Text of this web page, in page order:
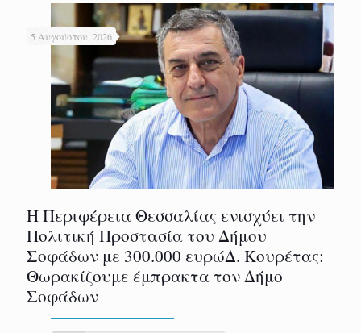
5 Αυγούστου, 2026
Η Περιφέρεια Θεσσαλίας ενισχύει την
Πολιτική Προστασία του Δήμου
Σοφάδων με 300.000 ευρώΔ. Κουρέτας:
Θωρακίζουμε έμπρακτα τον Δήμο
Σοφάδων